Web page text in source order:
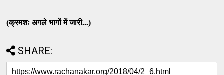
(क्रमशः अगले भागों में जारी...)
SHARE: